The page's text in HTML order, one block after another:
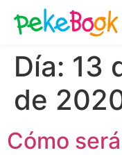
Día: 13
de
Cómo